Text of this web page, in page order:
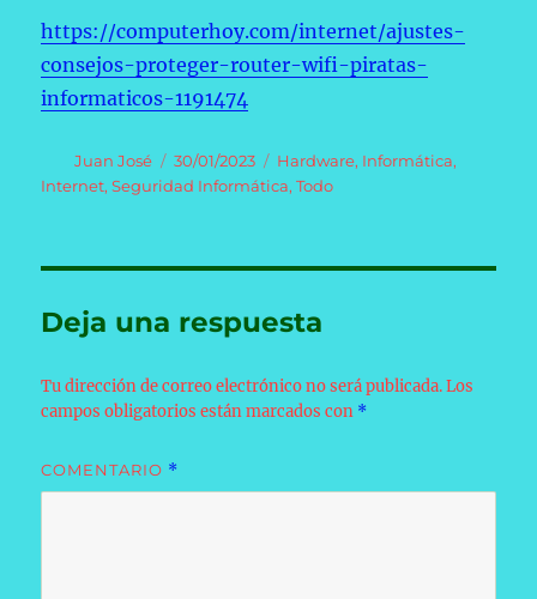
https://computerhoy.com/internet/ajustes-
consejos-proteger-router-wifi-piratas-
informaticos-1191474
Autor
Juan José
Publicado
el
30/01/2023 Categorías
Hardware, Informática,
Internet,Seguridad Informática,Todo
Deja una respuesta
Tu dirección de correo electrónico no será publicada. Los
campos obligatorios están marcados con *
COMENTARIO *